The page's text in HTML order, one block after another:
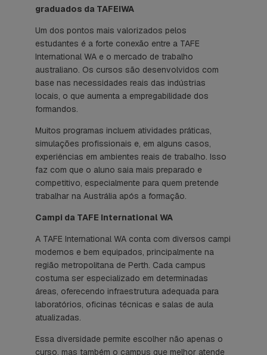
graduados da TAFEIWA
Um dos pontos mais valorizados pelos
estudantes é a forte conexão entre a TAFE
International WA e o mercado de trabalho
australiano. Os cursos são desenvolvidos com
base nas necessidades reais das indústrias
locais, o que aumenta a empregabilidade dos
formandos.
Muitos programas incluem atividades práticas,
simulações profissionais e, em alguns casos,
experiências em ambientes reais de trabalho. Isso
faz com que o aluno saia mais preparado e
competitivo, especialmente para quem pretende
trabalhar na Austrália após a formação.
Campi da TAFE International WA
A TAFE International WA conta com diversos campi
modernos e bem equipados, principalmente na
região metropolitana de Perth. Cada campus
costuma ser especializado em determinadas
áreas, oferecendo infraestrutura adequada para
laboratórios, oficinas técnicas e salas de aula
atualizadas.
Essa diversidade permite escolher não apenas o
curso, mas também o campus que melhor atende